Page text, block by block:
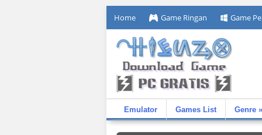
Home Game Ringan Game
Emulator Games List Genre »